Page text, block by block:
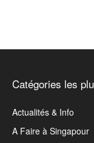
Catégories les
Actualités & Info
A Faire à Singapour